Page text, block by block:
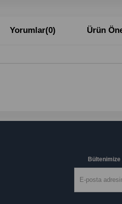
Yorumlar(0) Ürün
Bültenimize